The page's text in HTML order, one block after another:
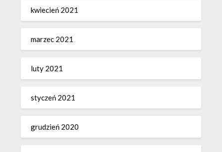
kwiecień 2021
marzec 2021
luty 2021
styczeń 2021
grudzień 2020